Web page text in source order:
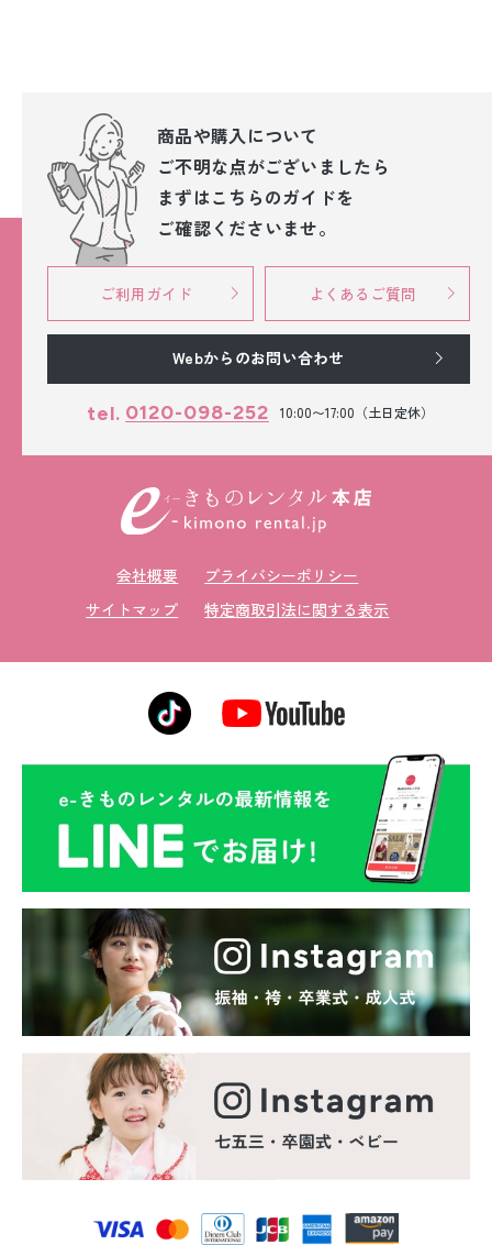
商品や購入について
ご不明な点がございましたら
まずはこちらのガイドを
ご確認くださいませ。
ご利用ガイド よくあるご質問
Webからのお問い合わせ
tel. 0120-098-252 10:00〜17:00（土日定休）
会社概要
プライバシーポリシー
サイトマップ
特定商取引法に関する表示